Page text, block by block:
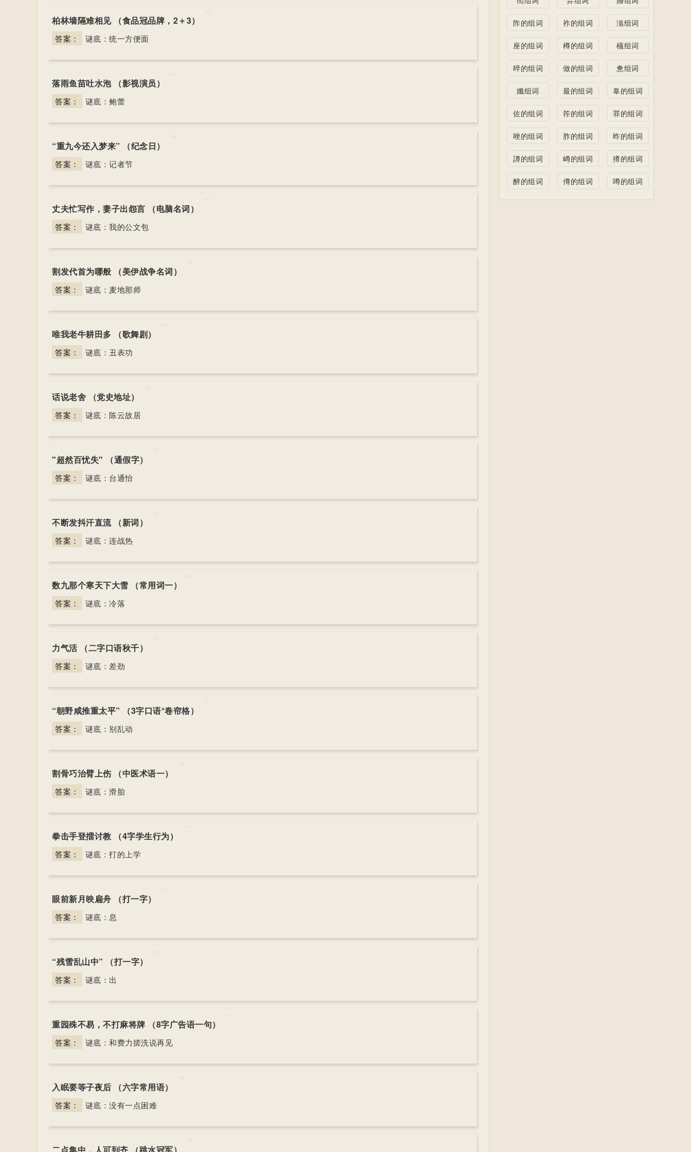
柏林墙隔难相见 （食品冠品牌，2＋3）
答案： 谜底：统一方便面
落雨鱼苗吐水泡 （影视演员）
答案： 谜底：鲍蕾
“重九今还入梦来” （纪念日）
答案： 谜底：记者节
丈夫忙写作，妻子出怨言 （电脑名词）
答案： 谜底：我的公文包
割发代首为哪般 （美伊战争名词）
答案： 谜底：麦地那师
唯我老牛耕田多 （歌舞剧）
答案： 谜底：丑表功
话说老舍 （党史地址）
答案： 谜底：陈云故居
"超然百忧失" （通假字）
答案： 谜底：台通怡
不断发抖汗直流 （新词）
答案： 谜底：连战热
数九那个寒天下大雪 （常用词一）
答案： 谜底：冷落
力气活 （二字口语秋千）
答案： 谜底：差劲
“朝野咸推重太平” （3字口语*卷帘格）
答案： 谜底：别乱动
割骨巧治臂上伤 （中医术语一）
答案： 谜底：滑胎
拳击手登擂讨教 （4字学生行为）
答案： 谜底：打的上学
眼前新月映扁舟 （打一字）
答案： 谜底：息
“残雪乱山中” （打一字）
答案： 谜底：出
重园殊不易，不打麻将牌 （8字广告语一句）
答案： 谜底：和费力搓洗说再见
入眠要等子夜后 （六字常用语）
答案： 谜底：没有一点困难
二点集中，人可到齐 （跳水冠军）
阼的组词 祚的组词 滃组词
座的组词 樽的组词 檥组词
晬的组词 做的组词 惫组词
孅组词 最的组词 辠的组词
佐的组词 筰的组词 罪的组词
唑的组词 胙的组词 昨的组词
譐的组词 嶟的组词 撙的组词
醉的组词 僔的组词 噂的组词